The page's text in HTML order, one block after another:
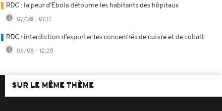
RDC : la peur d’Ebola détourne les habitants des hôpitaux
07/08 - 07:17
RDC : interdiction d’exporter les concentrés de cuivre et de cobalt
06/08 - 12:25
SUR LE MÊME THÈME